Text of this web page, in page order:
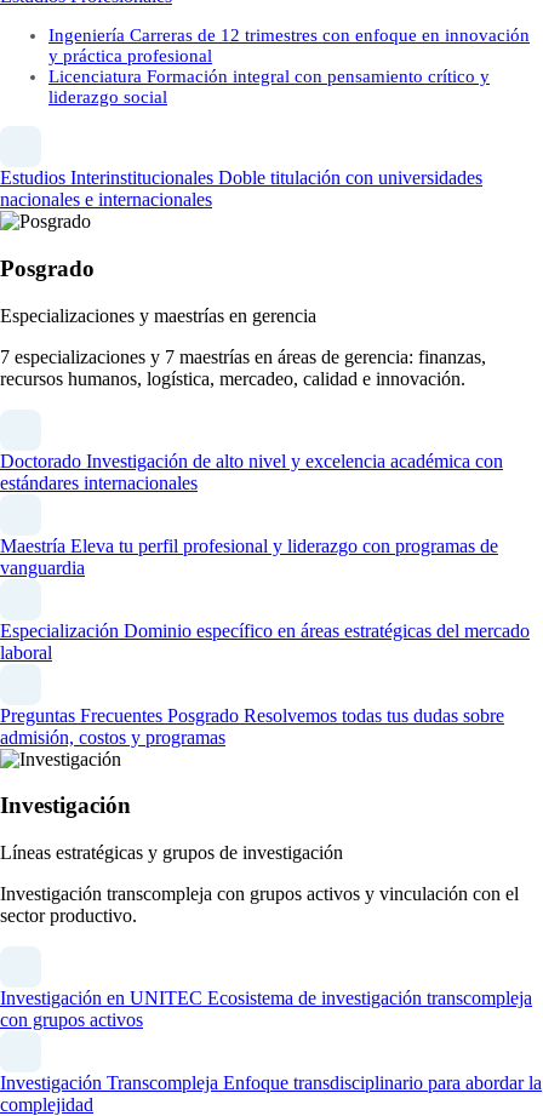
Ingeniería Carreras de 12 trimestres con enfoque en innovación
y práctica profesional
Licenciatura Formación integral con pensamiento crítico y
liderazgo social
Estudios Interinstitucionales Doble titulación con universidades
nacionales e internacionales
Posgrado
Especializaciones y maestrías en gerencia
7 especializaciones y 7 maestrías en áreas de gerencia: finanzas,
recursos humanos, logística, mercadeo, calidad e innovación.
Doctorado Investigación de alto nivel y excelencia académica con
estándares internacionales
Maestría Eleva tu perfil profesional y liderazgo con programas de
vanguardia
Especialización Dominio específico en áreas estratégicas del mercado
laboral
Preguntas Frecuentes Posgrado Resolvemos todas tus dudas sobre
admisión, costos y programas
Investigación
Líneas estratégicas y grupos de investigación
Investigación transcompleja con grupos activos y vinculación con el
sector productivo.
Investigación en UNITEC Ecosistema de investigación transcompleja
con grupos activos
Investigación Transcompleja Enfoque transdisciplinario para abordar la
complejidad